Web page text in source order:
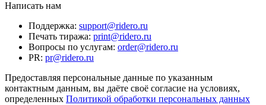
Написать нам
Поддержка: support@ridero.ru
Печать тиража: print@ridero.ru
Вопросы по услугам: order@ridero.ru
PR: pr@ridero.ru
Предоставляя персональные данные по указанным
контактным данным, вы даёте своё согласие на условиях,
определенных Политикой обработки персональных данных